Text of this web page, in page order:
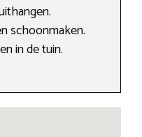
schoonmaken.
in de tuin.